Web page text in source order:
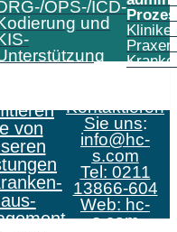
OPS-/ICD-
und
von
Kontaktieren
Sie uns:
info@hc-
s.com
Tel: 0211
13866-604
Web: hc-
s.com